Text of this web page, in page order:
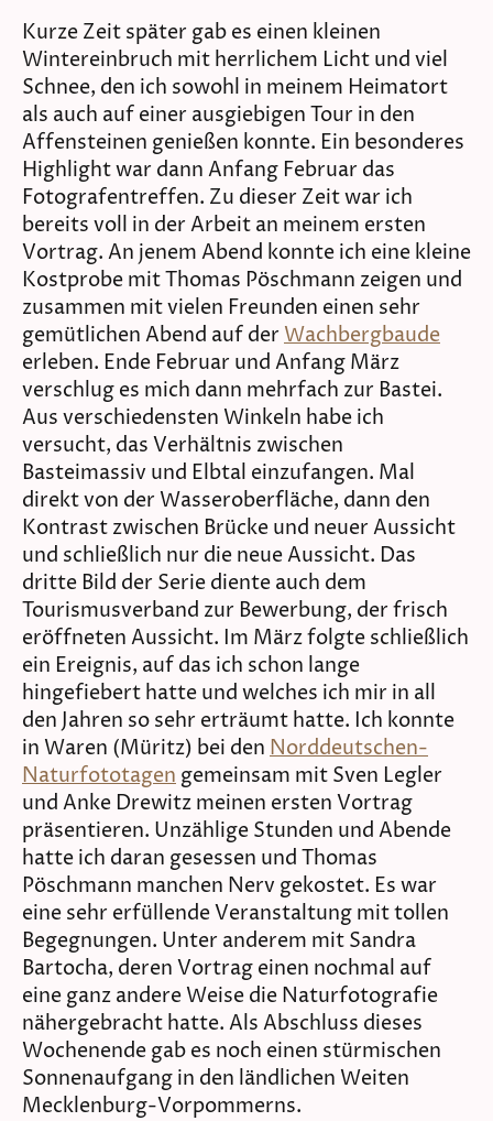
Kurze Zeit später gab es einen kleinen
Wintereinbruch mit herrlichem Licht und viel
Schnee, den ich sowohl in meinem Heimatort
als auch auf einer ausgiebigen Tour in den
Affensteinen genießen konnte. Ein besonderes
Highlight war dann Anfang Februar das
Fotografentreffen. Zu dieser Zeit war ich
bereits voll in der Arbeit an meinem ersten
Vortrag. An jenem Abend konnte ich eine kleine
Kostprobe mit Thomas Pöschmann zeigen und
zusammen mit vielen Freunden einen sehr
gemütlichen Abend auf der Wachbergbaude
erleben. Ende Februar und Anfang März
verschlug es mich dann mehrfach zur Bastei.
Aus verschiedensten Winkeln habe ich
versucht, das Verhältnis zwischen
Basteimassiv und Elbtal einzufangen. Mal
direkt von der Wasseroberfläche, dann den
Kontrast zwischen Brücke und neuer Aussicht
und schließlich nur die neue Aussicht. Das
dritte Bild der Serie diente auch dem
Tourismusverband zur Bewerbung, der frisch
eröffneten Aussicht. Im März folgte schließlich
ein Ereignis, auf das ich schon lange
hingefiebert hatte und welches ich mir in all
den Jahren so sehr erträumt hatte. Ich konnte
in Waren (Müritz) bei den Norddeutschen-
Naturfototagen gemeinsam mit Sven Legler
und Anke Drewitz meinen ersten Vortrag
präsentieren. Unzählige Stunden und Abende
hatte ich daran gesessen und Thomas
Pöschmann manchen Nerv gekostet. Es war
eine sehr erfüllende Veranstaltung mit tollen
Begegnungen. Unter anderem mit Sandra
Bartocha, deren Vortrag einen nochmal auf
eine ganz andere Weise die Naturfotografie
nähergebracht hatte. Als Abschluss dieses
Wochenende gab es noch einen stürmischen
Sonnenaufgang in den ländlichen Weiten
Mecklenburg-Vorpommerns.